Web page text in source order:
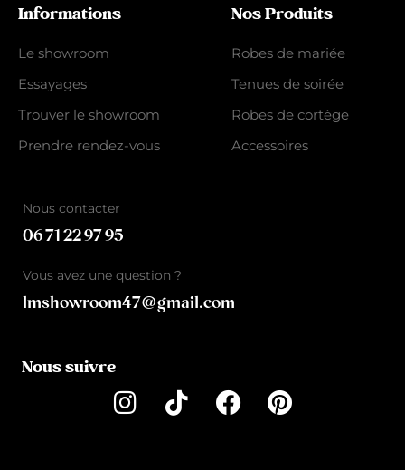
Informations
Le showroom
Essayages
Trouver le showroom
Prendre rendez-vous
Nos Produits
Robes de mariée
Tenues de soirée
Robes de cortège
Accessoires
Nous contacter
06 71 22 97 95
Vous avez une question ?
lmshowroom47@gmail.com
Nous suivre